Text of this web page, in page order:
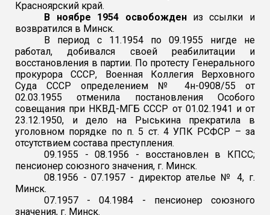
Красноярский край.
В ноябре 1954
освобождениз ссылки и
возвратился в Минск.
В период с 11.1954 по 09.1955 нигде не
работал, добивался своей реабилитации и
восстановления в партии. По протесту Генерального
прокурора СССР, Военная Коллегия Верховного
Суда СССР определением № 4н-0908/55 от
02.03.1955 отменила постановления Особого
совещания при НКВД-МГБ СССР от 01.02.1941 и от
23.12.1950, и дело на Рыськина прекратила в
уголовном порядке по п. 5 ст. 4 УПК РСФСР – за
отсутствием состава преступления.
09.1955 - 08.1956 - восстановлен в КПСС;
пенсионер союзного значения, г. Минск.
08.1956 - 07.1957 - директор ателье № 4, г.
Минск.
07.1957 - 04.1984 - пенсионер союзного
значения, г. Минск.